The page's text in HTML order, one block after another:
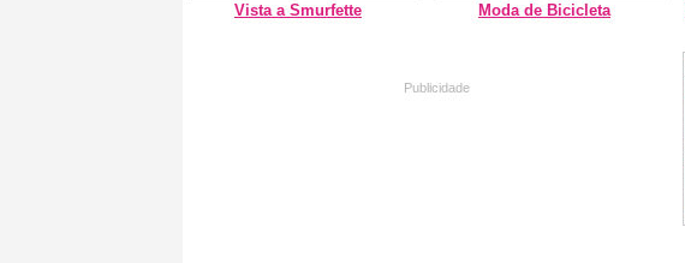
Vista a Smurfette Moda de Bicicleta